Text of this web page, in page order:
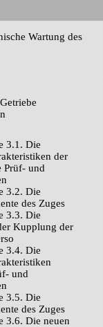
Wartung des
3.1. Die
der
Prüf- und
3.2. Die
des Zuges
3.3. Die
Kupplung der
3.4. Die
und
3.5. Die
des Zuges
3.6. Die neuen